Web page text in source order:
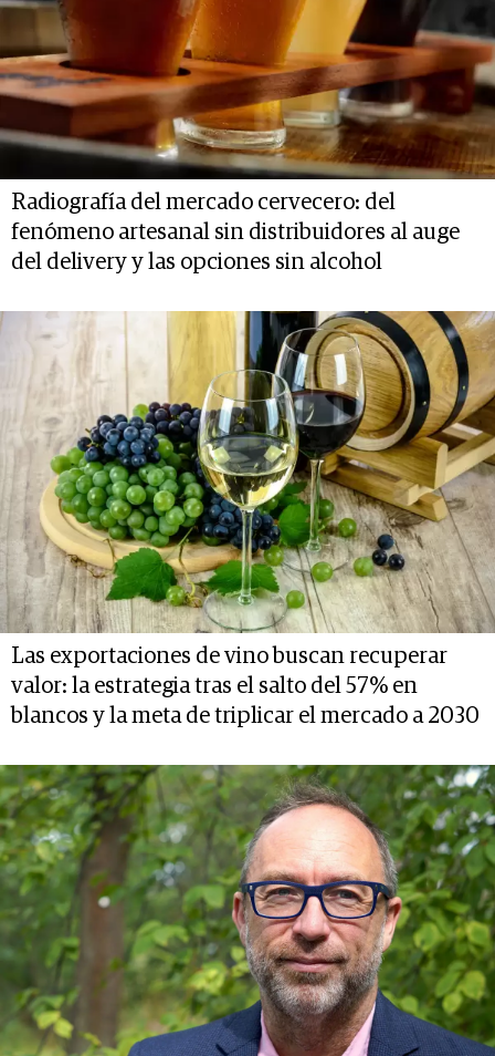
Radiografía del mercado cervecero: del
fenómeno artesanal sin distribuidores al auge
del delivery y las opciones sin alcohol
Las exportaciones de vino buscan recuperar
valor: la estrategia tras el salto del 57% en
blancos y la meta de triplicar el mercado a 2030